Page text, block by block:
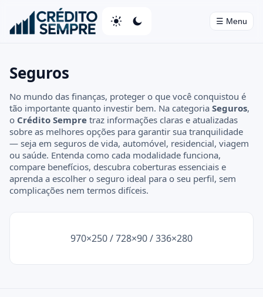
☰ Menu
Cartões de Crédito
Bancos
Investimentos
Seguros
Empréstimos
Informações Legais⚖️
Seguros
No mundo das finanças, proteger o que você conquistou é
tão importante quanto investir bem. Na categoria Seguros,
o Crédito Sempre traz informações claras e atualizadas
sobre as melhores opções para garantir sua tranquilidade
— seja em seguros de vida, automóvel, residencial, viagem
ou saúde. Entenda como cada modalidade funciona,
compare benefícios, descubra coberturas essenciais e
aprenda a escolher o seguro ideal para o seu perfil, sem
complicações nem termos difíceis.
970×250 / 728×90 / 336×280